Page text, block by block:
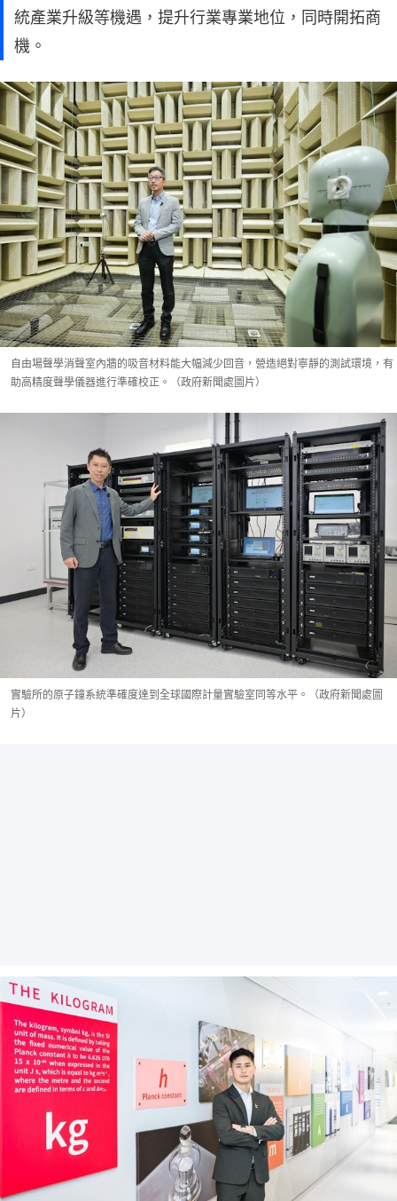
統產業升級等機遇，提升行業專業地位，同時開拓商
機。
自由場聲學消聲室內牆的吸音材料能大幅減少回音，營造絕對寧靜的測試環境，有
助高精度聲學儀器進行準確校正。（政府新聞處圖片）
實驗所的原子鐘系統準確度達到全球國際計量實驗室同等水平。（政府新聞處圖
片）